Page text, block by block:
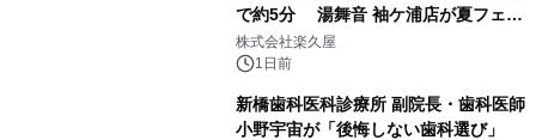
で約5分 湯舞音 袖ケ浦店が夏フェア
メニューを提供
株式会社楽久屋
1日前
新橋歯科医科診療所 副院長・歯科医師
小野宇宙が「後悔しない歯科選び」